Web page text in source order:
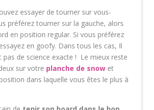
essayer de tourner sur vous-
préférez tourner sur la gauche, alors
en position regular. Si vous préférez
en goofy. Dans tous les cas, Il
pas de science exacte ! Le mieux reste
sur votre planche de snow et
dans laquelle vous êtes le plus à